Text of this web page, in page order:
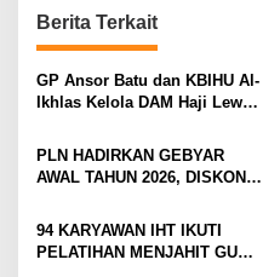
n
a
v
g
a
t
i
Berita Terkait
GP Ansor Batu dan KBIHU Al-
Ikhlas Kelola DAM Haji Lewat
PLN HADIRKAN GEBYAR
AWAL TAHUN 2026, DISKON
PERSEN
94 KARYAWAN IHT IKUTI
PELATIHAN MENJAHIT GUNA